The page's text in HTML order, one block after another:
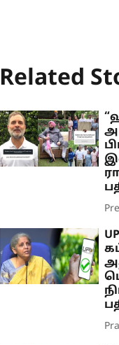
Related